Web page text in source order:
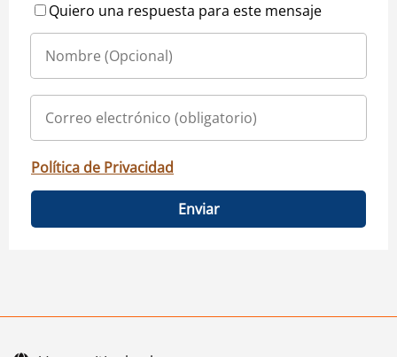
Quiero una respuesta para este mensaje
Política de Privacidad
Enviar